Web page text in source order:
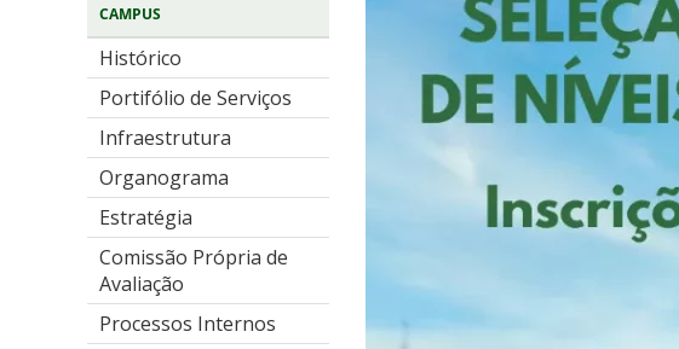
CAMPUS
Histórico
Portifólio de Serviços
Infraestrutura
Organograma
Estratégia
Comissão Própria de
Avaliação
Processos Internos